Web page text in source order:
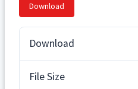
Download
Download
File Size